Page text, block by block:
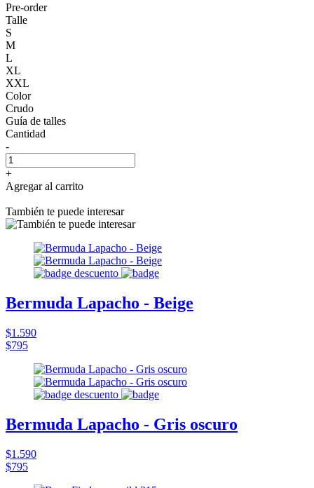
Pre-order
Talle
S
M
L
XL
XXL
Color
Crudo
Guía de talles
Cantidad
-
+
Agregar al carrito
También te puede interesar
Bermuda Lapacho - Beige
$1.590
$795
Bermuda Lapacho - Gris oscuro
$1.590
$795